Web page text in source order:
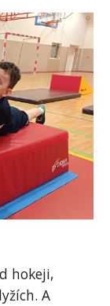
hokeji,
A